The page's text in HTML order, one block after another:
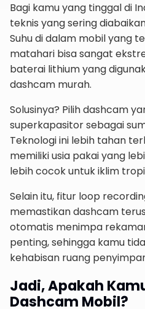
Bagi kamu yang tinggal di
teknis yang sering
Suhu di dalam mobil yang
matahari bisa sangat
baterai lithium yang
dashcam murah.
Solusinya? Pilih dashcam
superkapasitor sebagai
Teknologi ini lebih tahan
memiliki usia pakai yang
lebih cocok untuk iklim
Selain itu, fitur loop
memastikan dashcam
otomatis menimpa
penting, sehingga kamu
kehabisan ruang
Jadi, Apakah
Dashcam Mobil?